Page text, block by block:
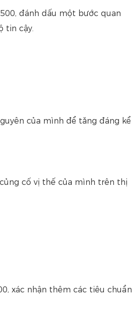
đánh dấu một bước quan
tin cậy.
của mình để tăng đáng kể
cố vị thế của mình trên thị
xác nhận thêm các tiêu chuẩn